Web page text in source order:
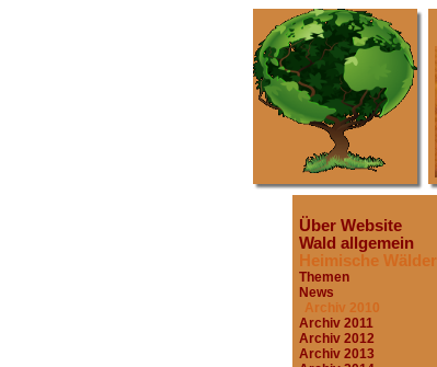
Über Website
Wald allgemein
Heimische Wälder
Themen
News
Archiv 2010
Archiv 2011
Archiv 2012
Archiv 2013